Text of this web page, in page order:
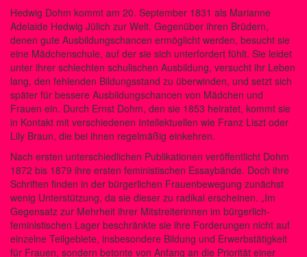
Hedwig Dohm kommt am 20. September 1831 als Marianne
Adelaide Hedwig Jülich zur Welt. Gegenüber ihren Brüdern,
denen gute Ausbildungschancen ermöglicht werden, besucht sie
eine Mädchenschule, auf der sie sich unterfordert fühlt. Sie leidet
unter ihrer schlechten schulischen Ausbildung, versucht ihr Leben
lang, den fehlenden Bildungsstand zu überwinden, und setzt sich
später für bessere Ausbildungschancen von Mädchen und
Frauen ein. Durch Ernst Dohm, den sie 1853 heiratet, kommt sie
in Kontakt mit verschiedenen Intellektuellen wie Franz Liszt oder
Lily Braun, die bei ihnen regelmäßig einkehren.
Nach ersten unterschiedlichen Publikationen veröffentlicht Dohm
1872 bis 1879 ihre ersten feministischen Essaybände. Doch ihre
Schriften finden in der bürgerlichen Frauenbewegung zunächst
wenig Unterstützung, da sie dieser zu radikal erscheinen. „Im
Gegensatz zur Mehrheit ihrer Mitstreiterinnen im bürgerlich-
feministischen Lager beschränkte sie ihre Forderungen nicht auf
einzelne Teilgebiete, insbesondere Bildung und Erwerbstätigkeit
für Frauen, sondern betonte von Anfang an die Priorität einer